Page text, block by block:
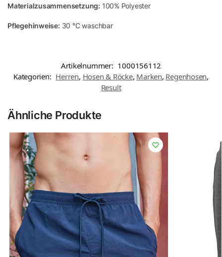
Materialzusammensetzung: 100% Polyester
Pflegehinweise: 30 °C waschbar
Artikelnummer: 1000156112
Kategorien: Herren, Hosen & Röcke, Marken, Regenhosen,
Result
Ähnliche Produkte